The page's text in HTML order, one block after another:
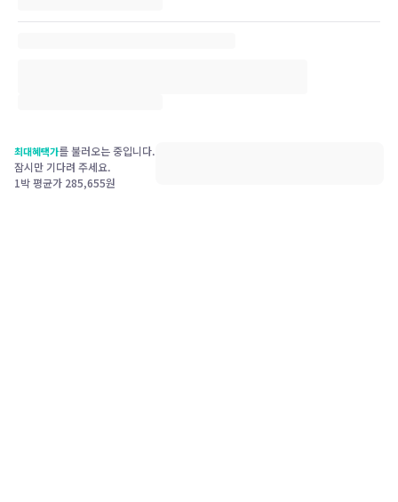
최대혜택가를 불러오는 중입니다.
잠시만 기다려 주세요.
1박 평균가 285,655원